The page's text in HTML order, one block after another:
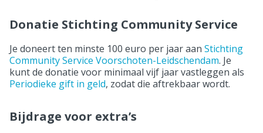
Donatie Stichting Community Service
Je doneert ten minste 100 euro per jaar aan Stichting
Community Service Voorschoten-Leidschendam. Je
kunt de donatie voor minimaal vijf jaar vastleggen als
Periodieke gift in geld, zodat die aftrekbaar wordt.
Bijdrage voor extra’s